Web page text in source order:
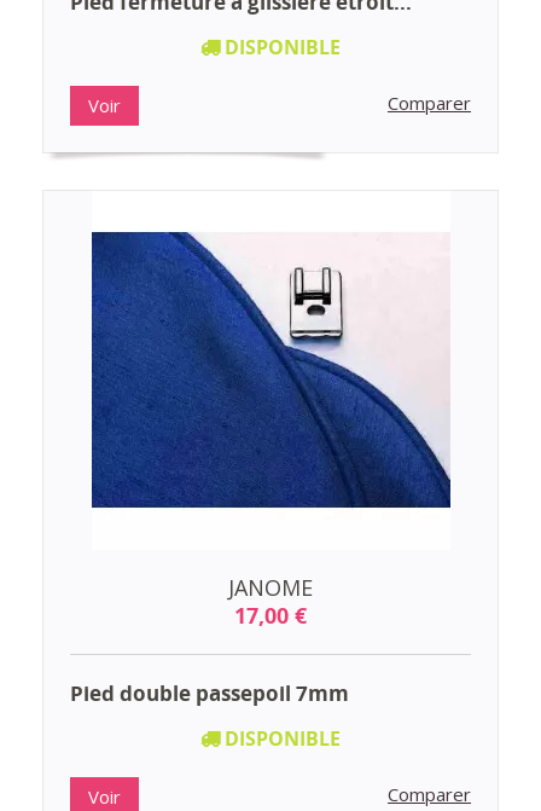
DISPONIBLE
Voir Comparer
JANOME
17,00 €
Pied double passepoil 7mm
DISPONIBLE
Voir Comparer